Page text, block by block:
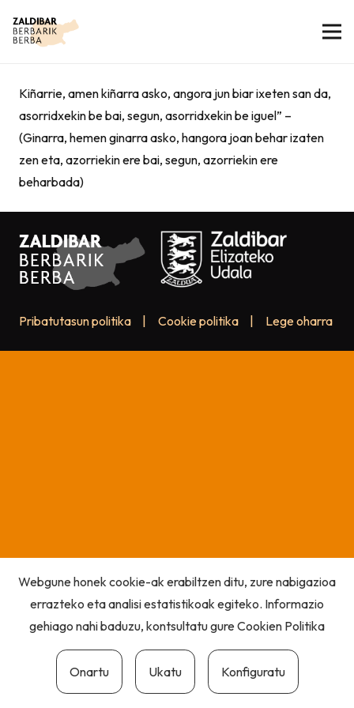
Kiñarrie, amen kiñarra asko, angora jun biar ixeten san da,
asorridxekin be bai, segun, asorridxekin be iguel” –
(Ginarra, hemen ginarra asko, hangora joan behar izaten
zen eta, azorriekin ere bai, segun, azorriekin ere
beharbada)
Pribatutasun politika Cookie politika Lege oharra
Webgune honek cookie-ak erabiltzen ditu, zure nabigazioa
errazteko eta analisi estatistikoak egiteko. Informazio
gehiago nahi baduzu, kontsultatu gureCookien Politika
Onartu Ukatu Konfiguratu